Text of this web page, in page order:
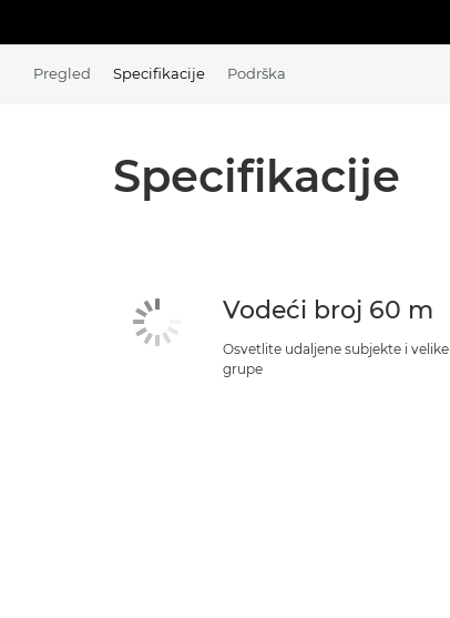
Pregled Specifikacije Podrška
Specifikacije
Vodeći broj 60 m
Osvetlite udaljene subjekte i velike
grupe